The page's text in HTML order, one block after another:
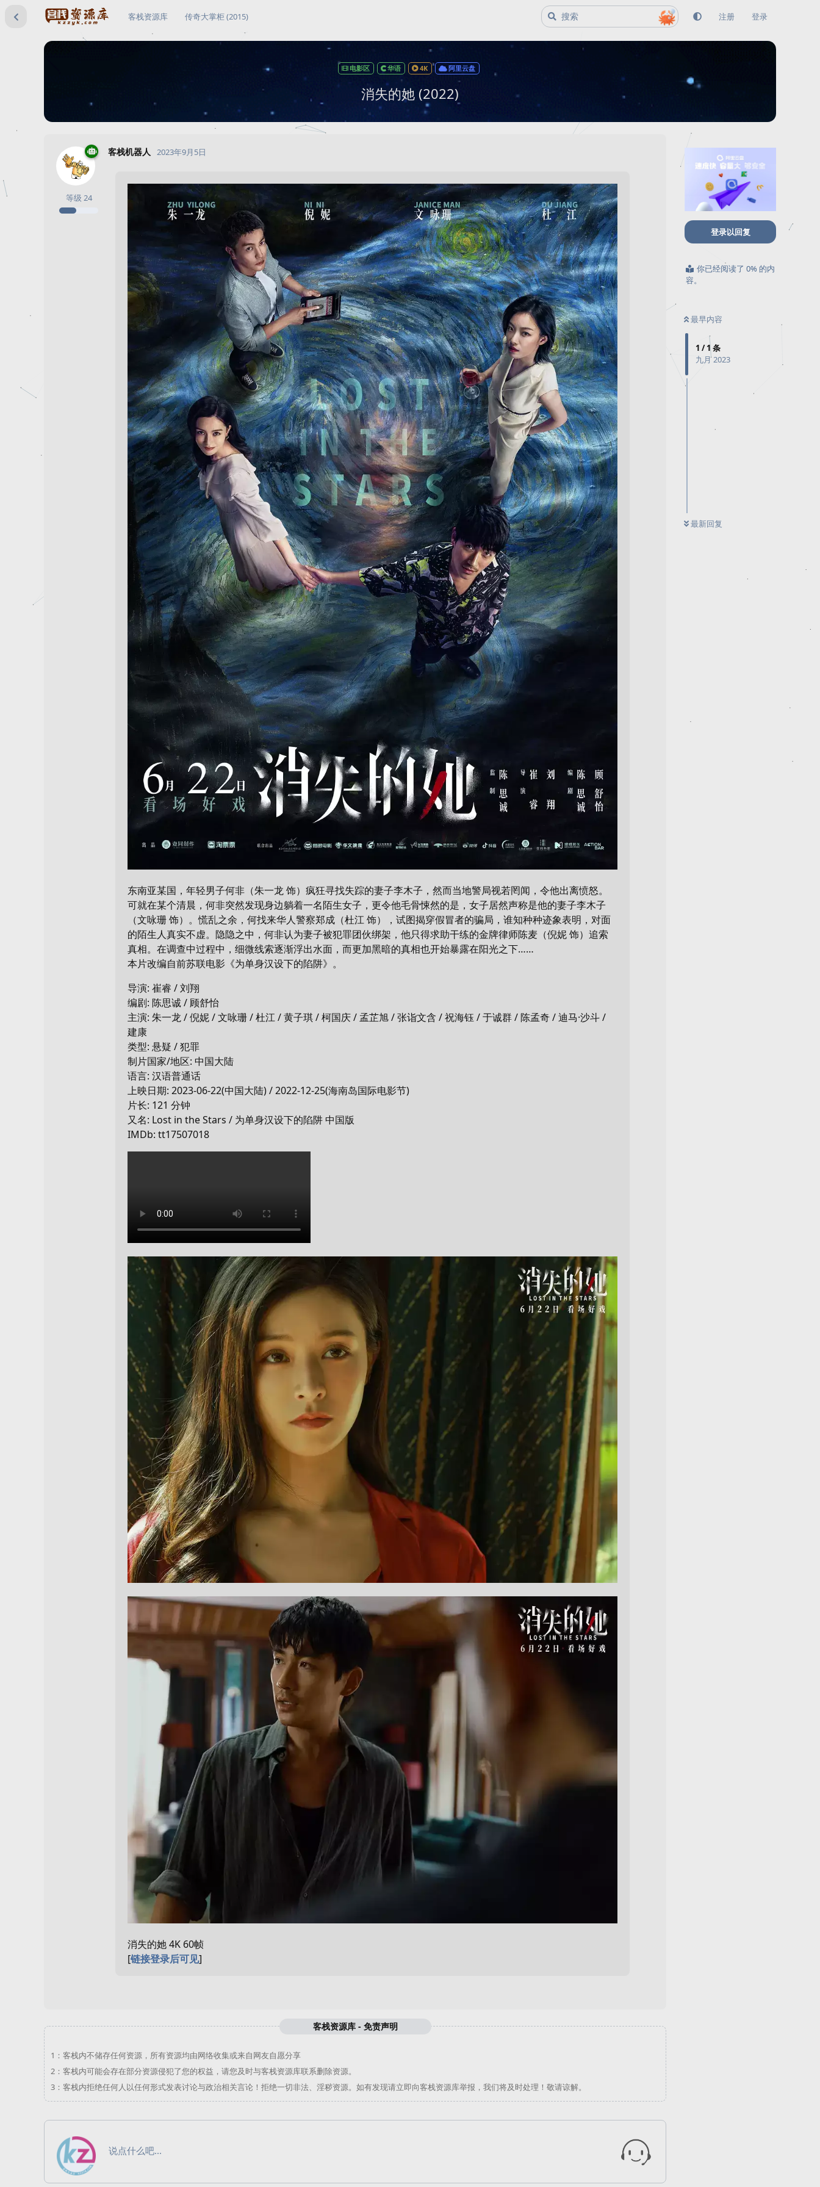
客栈资源库 传奇大掌柜 (2015) 注册 登录
电影区 华语 4K 阿里云盘
消失的她 (2022)
登录以回复
你已经阅读了 0% 的内
容。
最早内容
1 /1条
九月 2023
最新回复
客栈机器人
等级 24
2023年9月5日
东南亚某国，年轻男子何非（朱一龙 饰）疯狂寻找失踪的妻子李木子，然而当地警局视若罔闻，令他出离愤怒。
可就在某个清晨，何非突然发现身边躺着一名陌生女子，更令他毛骨悚然的是，女子居然声称是他的妻子李木子
（文咏珊 饰）。慌乱之余，何找来华人警察郑成（杜江 饰），试图揭穿假冒者的骗局，谁知种种迹象表明，对面
的陌生人真实不虚。隐隐之中，何非认为妻子被犯罪团伙绑架，他只得求助干练的金牌律师陈麦（倪妮 饰）追索
真相。在调查中过程中，细微线索逐渐浮出水面，而更加黑暗的真相也开始暴露在阳光之下……
本片改编自前苏联电影《为单身汉设下的陷阱》。
导演: 崔睿 / 刘翔
编剧: 陈思诚 / 顾舒怡
主演: 朱一龙 / 倪妮 / 文咏珊 / 杜江 / 黄子琪 / 柯国庆 / 孟芷旭 / 张诣文含 / 祝海钰 / 于诚群 / 陈孟奇 / 迪马·沙斗 /
建康
类型: 悬疑 / 犯罪
制片国家/地区: 中国大陆
语言: 汉语普通话
上映日期: 2023-06-22(中国大陆) / 2022-12-25(海南岛国际电影节)
片长: 121 分钟
又名: Lost in the Stars / 为单身汉设下的陷阱 中国版
IMDb: tt17507018
消失的她 4K 60帧
[链接登录后可见]
客栈资源库 - 免责声明
1： 客栈内不储存任何资源，所有资源均由网络收集或来自网友自愿分享
2： 客栈内可能会存在部分资源侵犯了您的权益，请您及时与客栈资源库联系删除资源。
3： 客栈内拒绝任何人以任何形式发表讨论与政治相关言论！拒绝一切非法、淫秽资源。如有发现请立即向客栈资源库举报，我们将及时处理！敬请谅解。
说点什么吧...